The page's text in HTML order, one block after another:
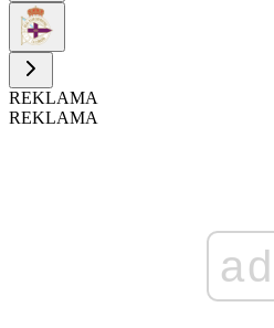
REKLAMA
REKLAMA
ad